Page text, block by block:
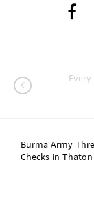
Burma Army
Checks in Thaton